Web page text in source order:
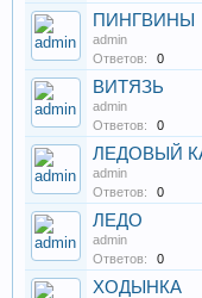
ПИНГВИНЫ
admin
Ответов:
0
ВИТЯЗЬ
admin
Ответов:
0
ЛЕДОВЫЙ
admin
Ответов:
0
ЛЕДО
admin
Ответов:
0
ХОДЫНКА